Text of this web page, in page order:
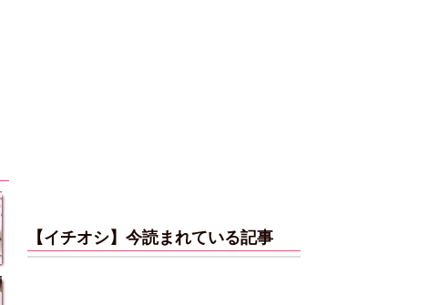
【イチオシ】今読まれている記事